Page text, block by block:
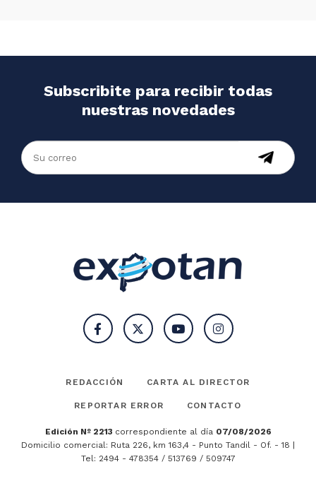
Subscribite para recibir todas
nuestras novedades
REDACCIÓN CARTA AL DIRECTOR
REPORTAR ERROR CONTACTO
Edición Nº 2213 correspondiente al día 07/08/2026
Domicilio comercial: Ruta 226, km 163,4 - Punto Tandil - Of. - 18 |
Tel: 2494 - 478354 / 513769 / 509747